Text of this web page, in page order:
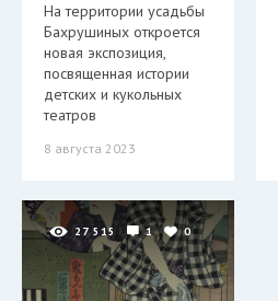
На территории усадьбы
Бахрушиных откроется
новая экспозиция,
посвященная истории
детских и кукольных
театров
8 августа 2023
27 515 1 0